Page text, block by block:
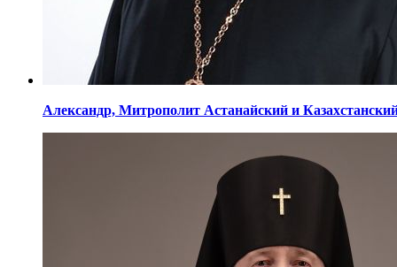
Александр, Митрополит Астанайский и